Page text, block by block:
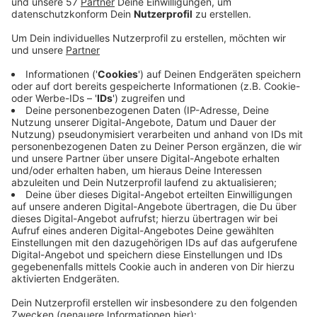
hilft auch der Hersteller der Stellwerkstechnik bei
der Fehlersuche. Wann die Züge wieder nach Plan
fahren, ist unklar - wegen der Generalsanierung
Stellwerke bei uns sind zwar alt, teilweise auch
marode, gehören aber nicht zur Generalsanierung.
Die Bahn will sie erst weit in den 2030er-Jahren
modernisieren. Die Grünen im Bundestag hatten
deshalb von einer "Schummel-Sanierung"
gesprochen. In einem Stellwerk sorgen die
sogenannten Fahrdienstleiterinnen und -leiter
dafür, dass Züge von A nach B kommen - etwa
indem sie Weichen richtig stellen und die Signale
auf Grün schalten, wenn ein Gleisabschnitt frei ist.
Probleme mit alten Stellwerken führen immer
wieder zu Verzögerungen im Bahnverkehr.
Veröffentlicht: Dienstag, 23.06.2026 06:00